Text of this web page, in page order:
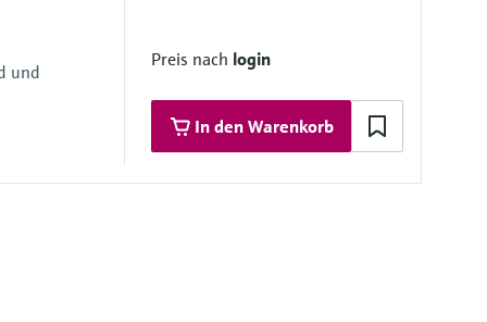
und
Preis nach login
In den Warenkorb